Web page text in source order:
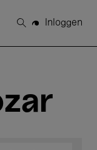
Zoeken
Inloggen